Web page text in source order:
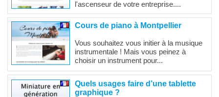
l'ascenseur de votre entreprise....
Cours de piano à Montpellier
Vous souhaitez vous initier à la musique
instrumentale ! Mais vous peinez à
choisir un instrument pour...
Quels usages faire d’une tablette
graphique ?